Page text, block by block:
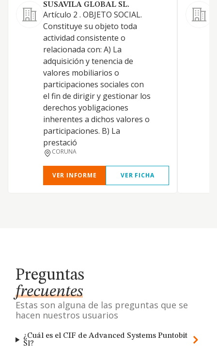
SUSAVILA GLOBAL SL.
Artículo 2 . OBJETO SOCIAL.
Constituye su objeto toda
actividad consistente o
relacionada con: A) La
adquisición y tenencia de
valores mobiliarios o
participaciones sociales con
el fin de dirigir y gestionar los
derechos yobligaciones
inherentes a dichos valores o
participaciones. B) La
prestació
CORUNA
VER INFORME VER FICHA
Preguntas
frecuentes
Estas son alguna de las preguntas que se
hacen nuestros usuarios
¿Cuál es el CIF de Advanced Systems Puntobit
Sl?